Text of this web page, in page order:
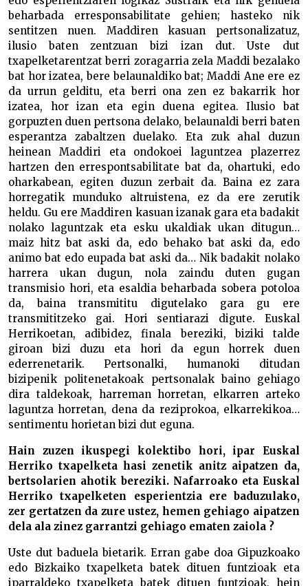
beharbada erresponsabilitate gehien; hasteko nik
sentitzen nuen. Maddiren kasuan pertsonalizatuz,
ilusio baten zentzuan bizi izan dut. Uste dut
txapelketarentzat berri zoragarria zela Maddi bezalako
bat hor izatea, bere belaunaldiko bat; Maddi Ane ere ez
da urrun gelditu, eta berri ona zen ez bakarrik hor
izatea, hor izan eta egin duena egitea. Ilusio bat
gorpuzten duen pertsona delako, belaunaldi berri baten
esperantza zabaltzen duelako. Eta zuk ahal duzun
heinean Maddiri eta ondokoei laguntzea plazerrez
hartzen den errespontsabilitate bat da, ohartuki, edo
oharkabean, egiten duzun zerbait da. Baina ez zara
horregatik munduko altruistena, ez da ere zerutik
heldu. Gu ere Maddiren kasuan izanak gara eta badakit
nolako laguntzak eta esku ukaldiak ukan ditugun…
maiz hitz bat aski da, edo behako bat aski da, edo
animo bat edo eupada bat aski da… Nik badakit nolako
harrera ukan dugun, nola zaindu duten gugan
transmisio hori, eta esaldia beharbada sobera potoloa
da, baina transmititu digutelako gara gu ere
transmititzeko gai. Hori sentiarazi digute. Euskal
Herrikoetan, adibidez, finala bereziki, biziki talde
giroan bizi duzu eta hori da egun horrek duen
ederrenetarik. Pertsonalki, humanoki ditudan
bizipenik politenetakoak pertsonalak baino gehiago
dira taldekoak, harreman horretan, elkarren arteko
laguntza horretan, dena da reziprokoa, elkarrekikoa…
sentimentu horietan bizi dut eguna.
Hain zuzen ikuspegi kolektibo hori, ipar Euskal
Herriko txapelketa hasi zenetik anitz aipatzen da,
bertsolarien ahotik bereziki. Nafarroako eta Euskal
Herriko txapelketen esperientzia ere baduzulako,
zer gertatzen da zure ustez, hemen gehiago aipatzen
dela ala zinez garrantzi gehiago ematen zaiola ?
Uste dut baduela bietarik. Erran gabe doa Gipuzkoako
edo Bizkaiko txapelketa batek dituen funtzioak eta
iparraldeko txapelketa batek dituen funtzioak, hein